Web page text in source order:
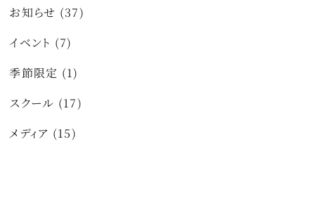
お知らせ (37)
イベント (7)
季節限定 (1)
スクール (17)
メディア (15)